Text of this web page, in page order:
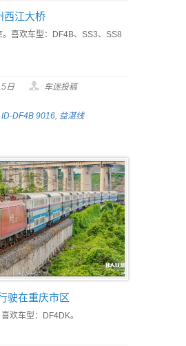
西江大桥
喜欢车型：DF4B、SS3、SS8
日
车迷投稿
ID-DF4B 9016 益湛线
驶在重庆市区
欢车型：DF4DK。